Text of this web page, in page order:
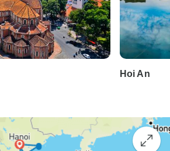
Hoi An